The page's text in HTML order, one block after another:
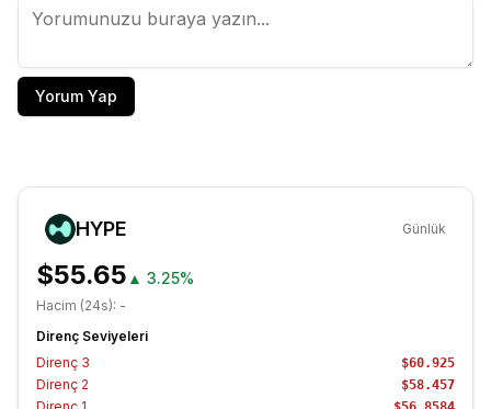
Yorum Yap
HYPE Günlük
$55.65 ▲ 3.25%
Hacim (24s): -
Direnç Seviyeleri
Direnç 3 $60.925
Direnç 2 $58.457